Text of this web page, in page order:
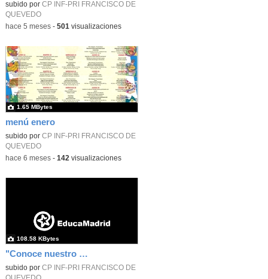
subido por CP INF-PRI FRANCISCO DE
QUEVEDO
-hace 5 meses- 501 visualizaciones
menú enero
subido por CP INF-PRI FRANCISCO DE
QUEVEDO
1.65 MBytes
-hace 6 meses- 142 visualizaciones
"Conoce nuestro Cole"
subido por CP INF-PRI FRANCISCO DE
108.58 KBytes